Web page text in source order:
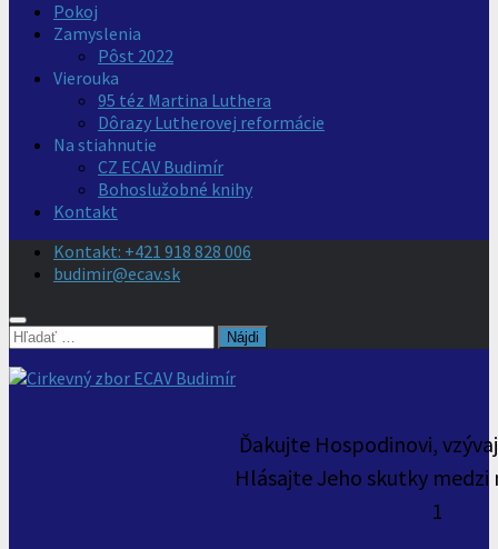
Pokoj
Zamyslenia
Pôst 2022
Vierouka
95 téz Martina Luthera
Dôrazy Lutherovej reformácie
Na stiahnutie
CZ ECAV Budimír
Bohoslužobné knihy
Kontakt
Kontakt: +421 918 828 006
budimir@ecav.sk
Hľadať:
Ďakujte Hospodinovi,
Hlásajte Jeho skutky medzi
1